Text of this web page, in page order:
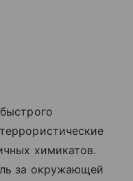
химикатов.
за окружающей